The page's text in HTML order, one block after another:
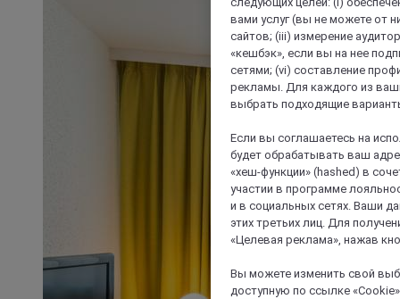
вами услуг (вы не можете от
сайтов; (iii) измерение
«кешбэк», если вы на нее
сетями; (vi) составление
рекламы. Для каждого из
выбрать подходящие
Если вы соглашаетесь на
будет обрабатывать ваш
«хеш-функции» (hashed) в
участии в программе
и в социальных сетях. Ваши
этих третьих лиц. Для
«Целевая реклама», нажав
Вы можете изменить свой
доступную по ссылке